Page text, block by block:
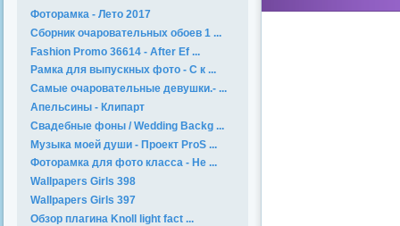
Фоторамка - Лето 2017
Сборник очаровательных обоев 1 ...
Fashion Promo 36614 - After Ef ...
Рамка для выпускных фото - С к ...
Самые очаровательные девушки.- ...
Апельсины - Клипарт
Свадебные фоны / Wedding Backg ...
Музыка моей души - Проект ProS ...
Фоторамка для фото класса - Не ...
Wallpapers Girls 398
Wallpapers Girls 397
Обзор плагина Knoll light fact ...